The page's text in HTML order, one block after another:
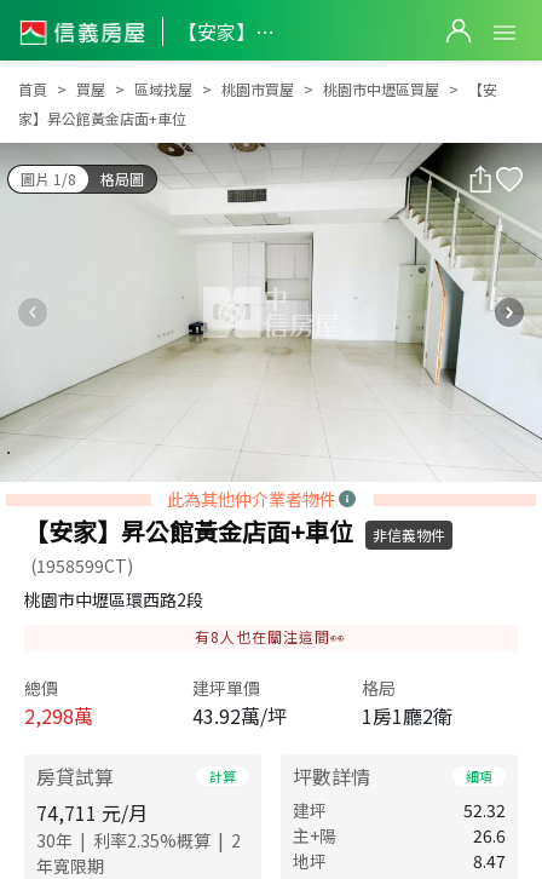
【安家】昇公館黃金店面+車位
【安家】昇公館黃金店面+車位
首頁 買屋 區域找屋 桃園市買屋 桃園市中壢區買屋
【安
家】昇公館黃金店面+車位
圖片 1/8 格局圖
此為其他仲介業者物件
【安家】昇公館黃金店面+車位 非信義物件
(1958599CT)
桃園市中壢區環西路2段
有8 人也在關注這間👀
總價
2,298萬
建坪單價
43.92萬/坪
格局
1房1廳2衛
房貸試算 計算
74,711 元/月
30年 | 利率2.35%概算 | 2
年寬限期
坪數詳情 細項
建坪
52.32
主+陽
26.6
地坪
8.47